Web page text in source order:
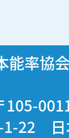
能率協
105-
1-22 日